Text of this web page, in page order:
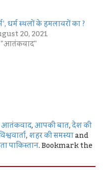
धर्म स्थलों के हमलावरों का ?
20, 2021
आतंकवाद,आपकी बात,देश की
,शहर की समस्याand
पाकिस्तान. Bookmark the